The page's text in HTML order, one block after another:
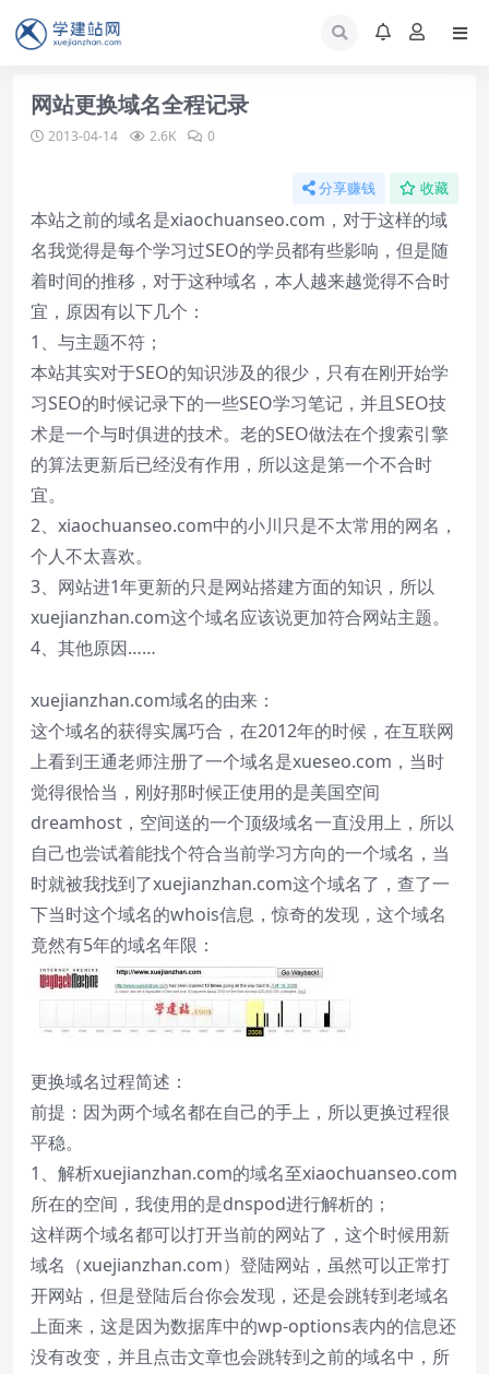
网站更换域名全程记录
2013-04-14 2.6K 0
分享赚钱 收藏
本站之前的域名是xiaochuanseo.com，对于这样的域
名我觉得是每个学习过SEO的学员都有些影响，但是随
着时间的推移，对于这种域名，本人越来越觉得不合时
宜，原因有以下几个：
1、与主题不符；
本站其实对于SEO的知识涉及的很少，只有在刚开始学
习SEO的时候记录下的一些SEO学习笔记，并且SEO技
术是一个与时俱进的技术。老的SEO做法在个搜索引擎
的算法更新后已经没有作用，所以这是第一个不合时
宜。
2、xiaochuanseo.com中的小川只是不太常用的网名，
个人不太喜欢。
3、网站进1年更新的只是网站搭建方面的知识，所以
xuejianzhan.com这个域名应该说更加符合网站主题。
4、其他原因……
xuejianzhan.com域名的由来：
这个域名的获得实属巧合，在2012年的时候，在互联网
上看到王通老师注册了一个域名是xueseo.com，当时
觉得很恰当，刚好那时候正使用的是美国空间
dreamhost，空间送的一个顶级域名一直没用上，所以
自己也尝试着能找个符合当前学习方向的一个域名，当
时就被我找到了xuejianzhan.com这个域名了，查了一
下当时这个域名的whois信息，惊奇的发现，这个域名
竟然有5年的域名年限：
更换域名过程简述：
前提：因为两个域名都在自己的手上，所以更换过程很
平稳。
1、解析xuejianzhan.com的域名至xiaochuanseo.com
所在的空间，我使用的是dnspod进行解析的；
这样两个域名都可以打开当前的网站了，这个时候用新
域名（xuejianzhan.com）登陆网站，虽然可以正常打
开网站，但是登陆后台你会发现，还是会跳转到老域名
上面来，这是因为数据库中的wp-options表内的信息还
没有改变，并且点击文章也会跳转到之前的域名中，所